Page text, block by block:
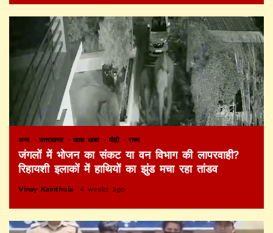
अन्य उत्तराखण्ड खास खबर पौड़ी राज्य
जंगलों में भोजन का संकट या वन विभाग की लापरवाही?
रिहायशी इलाकों में हाथियों का झुंड मचा रहा तांडव
Vinay Kainthola 4 weeks ago